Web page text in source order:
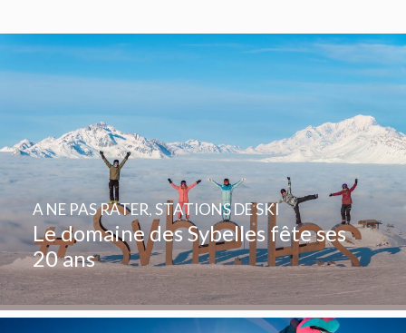
Le domaine des Sybelles fête ses
20 ans
A NE PAS RATER,STATIONS DE SKI